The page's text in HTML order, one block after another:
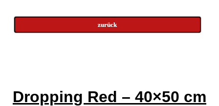
zurück
Dropping Red – 40×50 cm